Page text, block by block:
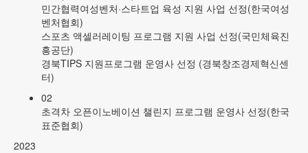
민간협력여성벤처·스타트업 육성 지원 사업 선정(한국여성
벤처협회)
스포츠 액셀러레이팅 프로그램 지원 사업 선정(국민체육진
흥공단)
경북TIPS 지원프로그램 운영사 선정 (경북창조경제혁신센
터)
02
초격차 오픈이노베이션 챌린지 프로그램 운영사 선정(한국
표준협회)
2023